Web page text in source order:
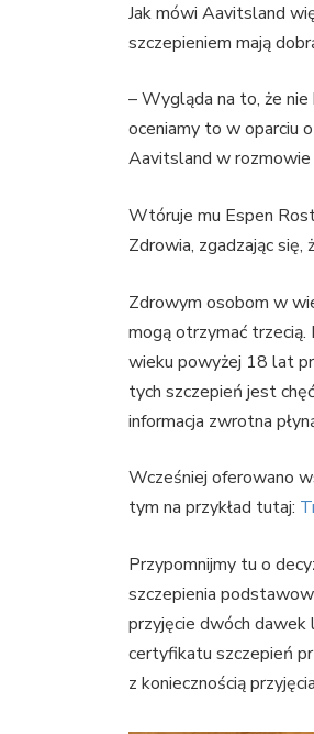
Jak mówi Aavitsland
szczepieniem mają
– Wygląda na to, że
oceniamy to w oparciu
Aavitsland w rozmowie
Wtóruje mu Espen
Zdrowia, zgadzając się,
Zdrowym osobom w
mogą otrzymać
wieku powyżej 18 lat
tych szczepień jest
informacja zwrotna
Wcześniej oferowano
tym na przykład tutaj:
Przypomnijmy tu o
szczepienia
przyjęcie dwóch dawek
certyfikatu szczepień
z koniecznością